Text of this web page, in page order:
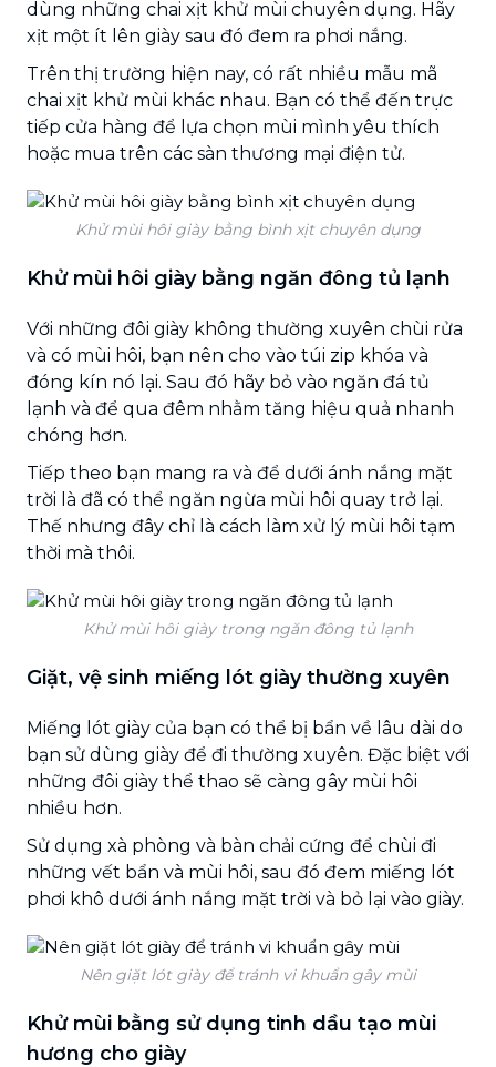
dùng những chai xịt khử mùi chuyên dụng. Hãy
xịt một ít lên giày sau đó đem ra phơi nắng.
Trên thị trường hiện nay, có rất nhiều mẫu mã
chai xịt khử mùi khác nhau. Bạn có thể đến trực
tiếp cửa hàng để lựa chọn mùi mình yêu thích
hoặc mua trên các sàn thương mại điện tử.
Khử mùi hôi giày bằng bình xịt chuyên dụng
Khử mùi hôi giày bằng ngăn đông tủ lạnh
Với những đôi giày không thường xuyên chùi rửa
và có mùi hôi, bạn nên cho vào túi zip khóa và
đóng kín nó lại. Sau đó hãy bỏ vào ngăn đá tủ
lạnh và để qua đêm nhằm tăng hiệu quả nhanh
chóng hơn.
Tiếp theo bạn mang ra và để dưới ánh nắng mặt
trời là đã có thể ngăn ngừa mùi hôi quay trở lại.
Thế nhưng đây chỉ là cách làm xử lý mùi hôi tạm
thời mà thôi.
Khử mùi hôi giày trong ngăn đông tủ lạnh
Giặt, vệ sinh miếng lót giày thường xuyên
Miếng lót giày của bạn có thể bị bẩn về lâu dài do
bạn sử dùng giày để đi thường xuyên. Đặc biệt với
những đôi giày thể thao sẽ càng gây mùi hôi
nhiều hơn.
Sử dụng xà phòng và bàn chải cứng để chùi đi
những vết bẩn và mùi hôi, sau đó đem miếng lót
phơi khô dưới ánh nắng mặt trời và bỏ lại vào giày.
Nên giặt lót giày để tránh vi khuẩn gây mùi
Khử mùi bằng sử dụng tinh dầu tạo mùi
hương cho giày